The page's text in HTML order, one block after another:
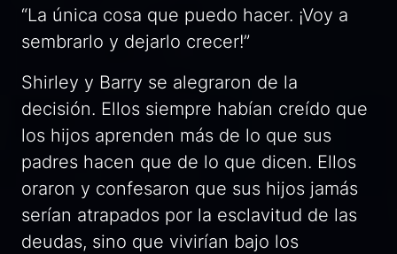
“La única cosa que puedo hacer. ¡Voy a
sembrarlo y dejarlo crecer!”
Shirley y Barry se alegraron de la
decisión. Ellos siempre habían creído que
los hijos aprenden más de lo que sus
padres hacen que de lo que dicen. Ellos
oraron y confesaron que sus hijos jamás
serían atrapados por la esclavitud de las
deudas, sino que vivirían bajo los